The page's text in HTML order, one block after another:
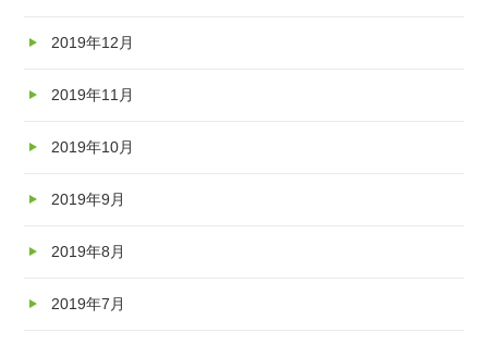
2019年12月
2019年11月
2019年10月
2019年9月
2019年8月
2019年7月